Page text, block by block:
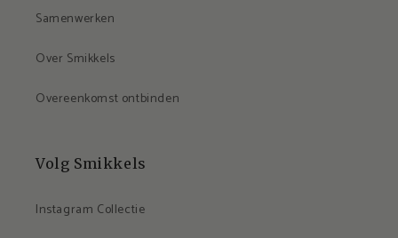
Samenwerken
Over Smikkels
Overeenkomst ontbinden
Volg Smikkels
Instagram Collectie